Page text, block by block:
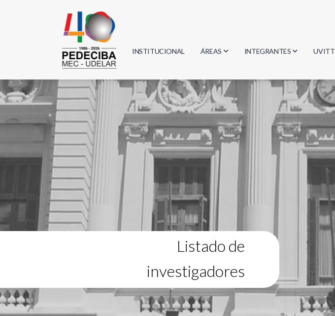
INSTITUCIONAL ÁREAS
Biología
Física
Geociencias
Informática
Matemática
INTEGRANTES
Investigadores
Estudiantes
Egresados
UVITT
Listado de
investigadores